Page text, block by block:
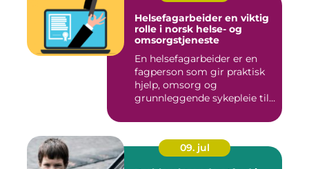
Helsefagarbeider en viktig
rolle i norsk helse- og
omsorgstjeneste
En helsefagarbeider er en
fagperson som gir praktisk
hjelp, omsorg og
grunnleggende sykepleie til
09. jul